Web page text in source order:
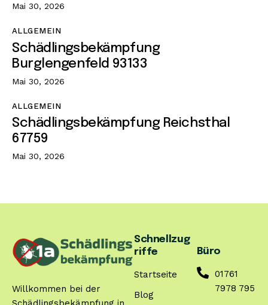
Mai 30, 2026
ALLGEMEIN
Schädlingsbekämpfung
Burglengenfeld 93133
Mai 30, 2026
ALLGEMEIN
Schädlingsbekämpfung Reichsthal
67759
Mai 30, 2026
Willkommen bei der
Schnellzug
riffe
Startseite
Blog
Büro
01761
7978 795